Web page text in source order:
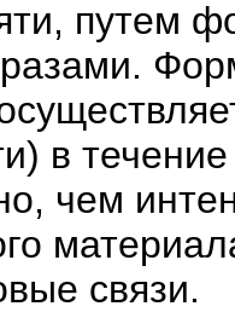
путем
в
чем
связи.